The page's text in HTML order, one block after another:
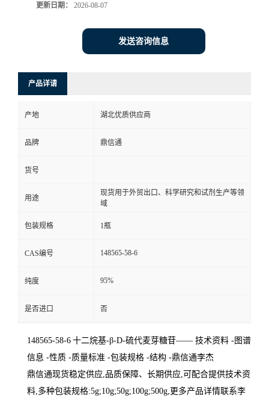
更新日期： 2026-08-07
发送咨询信息
产品详请
产地 湖北优质供应商
品牌 鼎信通
货号
用途
现货用于外贸出口、科学研究和试剂生产等领
域
包装规格 1瓶
CAS编号 148565-58-6
纯度 95%
是否进口 否
148565-58-6 十二烷基-β-D-硫代麦芽糖苷—— 技术资料 -图谱
信息 -性质 -质量标准 -包装规格 -结构 -鼎信通李杰
鼎信通现货稳定供应,品质保障、长期供应,可配合提供技术资
料,多种包装规格:5g;10g;50g;100g;500g,更多产品详情联系李